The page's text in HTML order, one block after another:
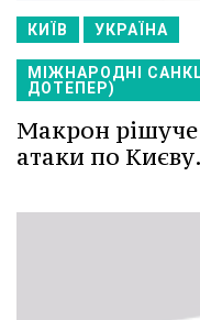
КИЇВ УКРАЇНА
МІЖНАРОДНІ
ДОТЕПЕР)
Макрон рішуче
атаки по Києву.